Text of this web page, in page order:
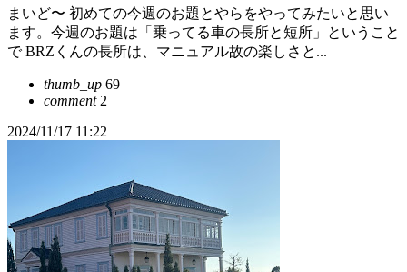
まいど〜 初めての今週のお題とやらをやってみたいと思い
ます。今週のお題は「乗ってる車の長所と短所」ということ
で BRZくんの長所は、マニュアル故の楽しさと...
thumb_up 69
comment2
2024/11/17 11:22